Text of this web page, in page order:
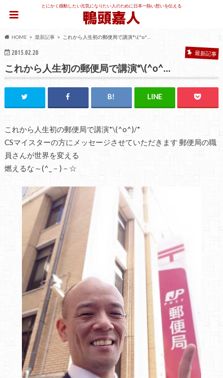
とにかく感動したい元気になりたい人のために日本一熱い想いを伝える
HOME 最新記事 これから人生初の郵便局で講演*\(^o^...
2015.02.20 最新記事
これから人生初の郵便局で講演*\(^o^…
これから人生初の郵便局で講演*\(^o^)/*
CSマイスターの方にメッセージさせていただきます 郵便局の職
員さんが世界を変える
燃えるな～(^_－)－☆